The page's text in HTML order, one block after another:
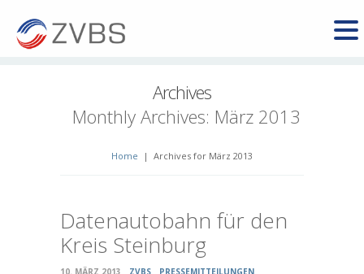
Archives
Monthly Archives: März 2013
Home | Archives for März 2013
Datenautobahn für den
Kreis Steinburg
10. MÄRZ 2013 ZVBS PRESSEMITTEILUNGEN